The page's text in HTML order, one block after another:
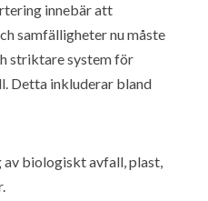
innebär att
samfälligheter nu måste
striktare system för
Detta inkluderar bland
biologiskt avfall, plast,